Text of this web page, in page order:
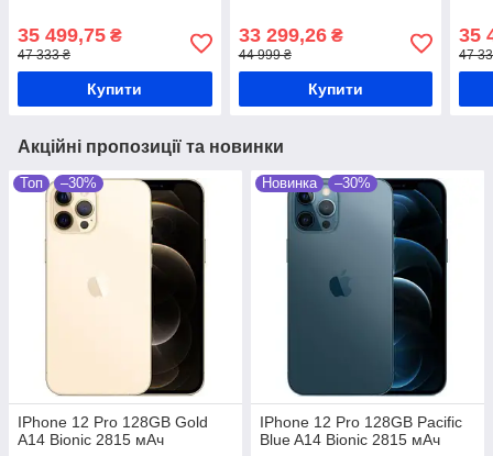
35 499,75 ₴
47 333 ₴
Купити
33 299,26₴
44 999 ₴
Купити
35
47
Акційні пропозиції та новинки
Топ –30%
IPhone 12 Pro 128GB Gold
A14 Bionic 2815 мАч
Новинка –30%
IPhone 12 Pro 128GB Pacific
Blue A14 Bionic 2815 мАч